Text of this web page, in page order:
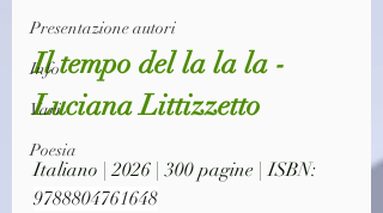
Presentazione autori
Info
Vari
Poesia
Il tempo del la la la -
Luciana Littizzetto
Italiano | 2026 | 300 pagine | ISBN:
9788804761648